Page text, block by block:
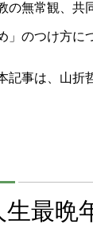
の無常観、共
」のつけ方に
記事は、山折
生最晩